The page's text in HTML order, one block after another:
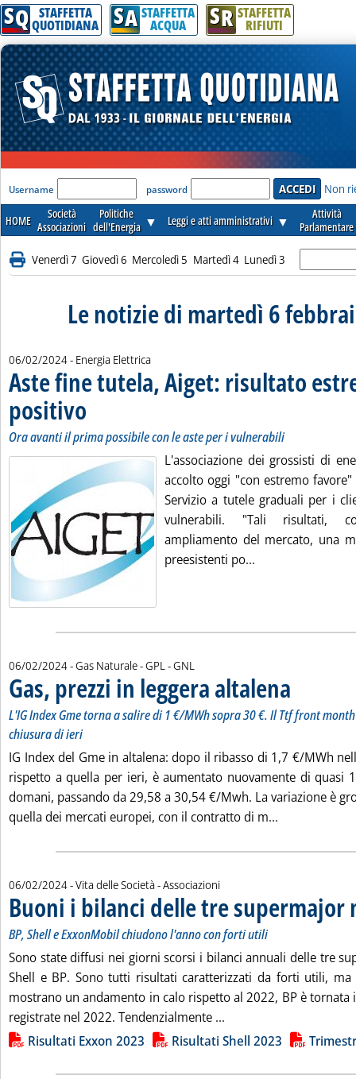
SQ STAFFETTA
QUOTIDIANA SA STAFFETTA
ACQUA SR STAFFETTA
RIFIUTI
'Modulo Login per accedere'
Username password Non
HOME
Società
Associazioni
Politiche
dell'Energia ▼ Leggi e atti amministrativi ▼
Attività
Parlamentare
Venerdì 7 Giovedì 6 Mercoledì 5 Martedì 4 Lunedì 3
Le notizie di martedì 6
06/02/2024- Energia Elettrica
Aste fine tutela, Aiget: risultato
positivo . Sottotitolo: Ora avanti il prima possibile con le aste per i vulnerabili
. Pubblicata martedì 06 febbraio 2024 alle 18.22.
Ora avanti il prima possibile con le aste per i vulnerabili
L'associazione dei grossisti di
accolto oggi "con estremo
Servizio a tutele graduali per i
vulnerabili. "Tali risultati,
ampliamento del mercato, una
preesistenti po...
06/02/2024- Gas Naturale - GPL - GNL
Gas, prezzi in leggera altalena
L'IG Index Gme torna a salire di 1 €/MWh sopra 30 €. Il Ttf front
chiusura di ieri
IG Index del Gme in altalena: dopo il ribasso di 1,7 €/MWh
rispetto a quella per ieri, è aumentato nuovamente di quasi
domani, passando da 29,58 a 30,54 €/Mwh. La variazione è
quella dei mercati europei, con il contratto di m...
06/02/2024- Vita delle Società - Associazioni
Buoni i bilanci delle tre supermajor
BP, Shell e ExxonMobil chiudono l'anno con forti utili
Sono state diffusi nei giorni scorsi i bilanci annuali delle tre
Shell e BP. Sono tutti risultati caratterizzati da forti utili, ma
mostrano un andamento in calo rispetto al 2022, BP è
registrate nel 2022. Tendenzialmente ...
Lista allegati PDF alla notizia
Risultati Exxon 2023 Risultati Shell 2023